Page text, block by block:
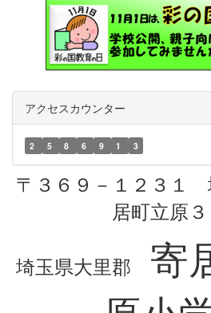
アクセスカウンター
2 5 8 6 9 1 3
〒３６９－１２３１
居町立原３
埼玉県大里郡
寄